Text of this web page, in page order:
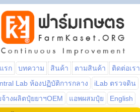
รก บทความ สินค้า ตามสินค้า
ติดต่อเรา
Lab ห้องปฏิบัติการกลาง
iLab ตรวจดิน
จ้างผลิตปุ๋ยยาฯOEM
แอพผสมปุ๋ย English